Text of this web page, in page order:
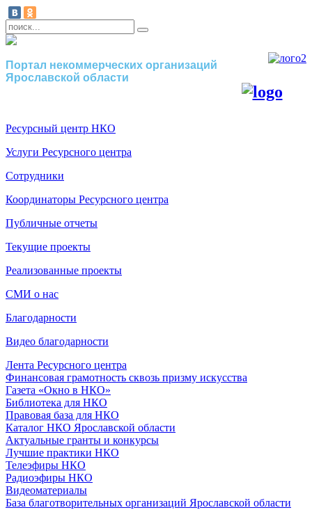
Портал некоммерческих организаций
Ярославской области
Ресурсный центр НКО
Услуги Ресурсного центра
Сотрудники
Координаторы Ресурсного центра
Публичные отчеты
Текущие проекты
Реализованные проекты
СМИ о нас
Благодарности
Видео благодарности
Лента Ресурсного центра
Финансовая грамотность сквозь призму искусства
Газета «Окно в НКО»
Библиотека для НКО
Правовая база для НКО
Каталог НКО Ярославской области
Актуальные гранты и конкурсы
Лучшие практики НКО
Телеэфиры НКО
Радиоэфиры НКО
Видеоматериалы
База благотворительных организаций Ярославской области